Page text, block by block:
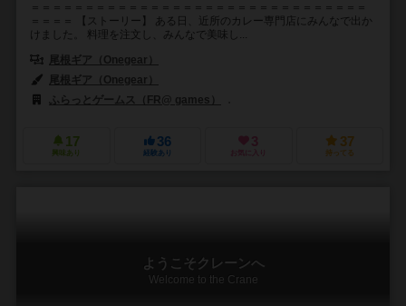
＝＝＝＝＝＝＝＝＝＝＝＝＝＝＝＝＝＝＝＝＝＝＝＝＝＝＝＝＝＝＝
＝＝＝＝ 【ストーリー】 ある日、近所のカレー専門店にみんなで出か
けました。 料理を注文し、みんなで美味し...
尾根ギア（Onegear）
尾根ギア（Onegear）
ふらっとゲームス（FR@ games）
17
興味あり
36
経験あり
3
お気に入り
37
持ってる
ようこそクレーンへ
Welcome to the Crane